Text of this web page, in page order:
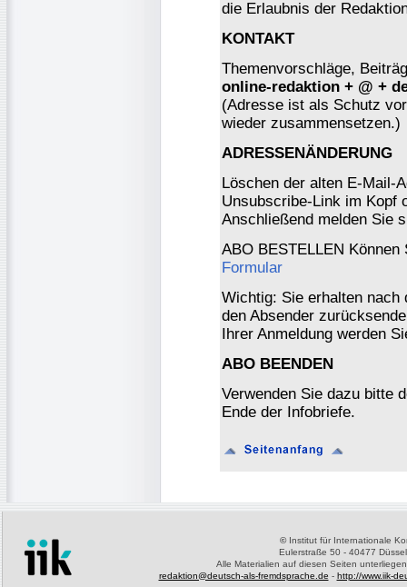
die Erlaubnis der
KONTAKT
Themenvorschläge,
online-redaktion + @ +
(Adresse ist als Schutz
wieder zusammensetzen.)
ADRESSENÄNDERUNG
Löschen der alten E-Mail-
Unsubscribe-Link im Kopf
Anschließend melden Sie
ABO BESTELLEN
Formular
Wichtig: Sie erhalten nach
den Absender
Ihrer Anmeldung werden
ABO BEENDEN
Verwenden Sie dazu bitte
Ende der Infobriefe.
©Institut für Internationale
Eulerstraße 50 - 40477
Alle Materialien auf diesen Seiten
redaktion@deutsch-als-fremdsprache.de - http://www.iik-